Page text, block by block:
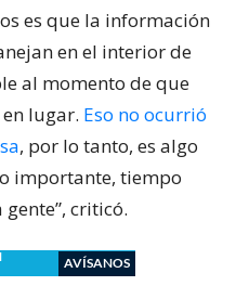
es que la información
en el interior de
al momento de que
lugar. Eso no ocurrió
, por lo tanto, es algo
importante, tiempo
criticó.
AVÍSANOS